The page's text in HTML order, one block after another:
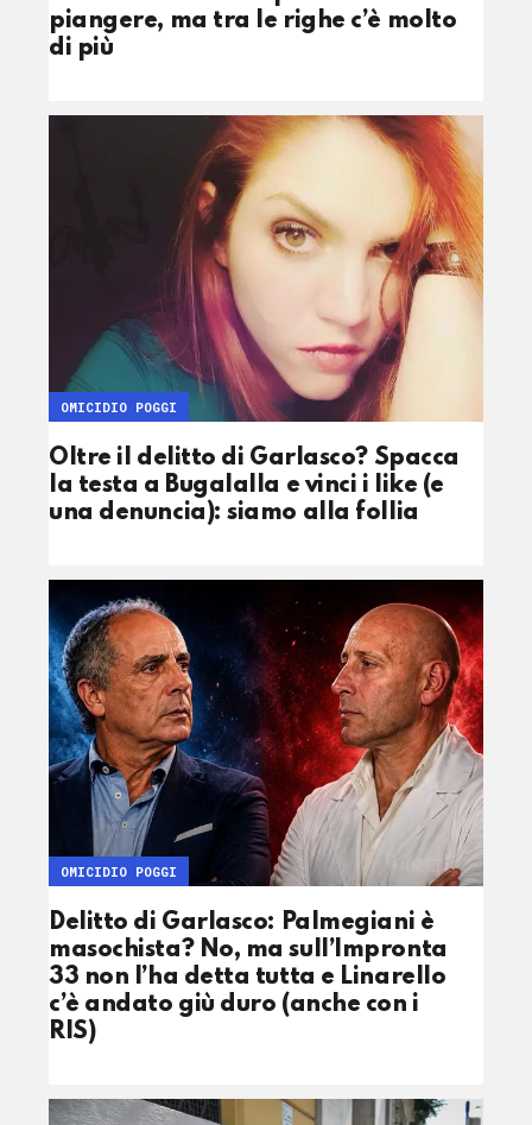
piangere, ma tra le righe c’è molto
di più
Oltre il delitto di Garlasco? Spacca
la testa a Bugalalla e vinci i like (e
una denuncia): siamo alla follia
OMICIDIO POGGI
Delitto di Garlasco: Palmegiani è
masochista? No, ma sull’Impronta
33 non l’ha detta tutta e Linarello
c’è andato giù duro (anche con i
RIS)
OMICIDIO POGGI